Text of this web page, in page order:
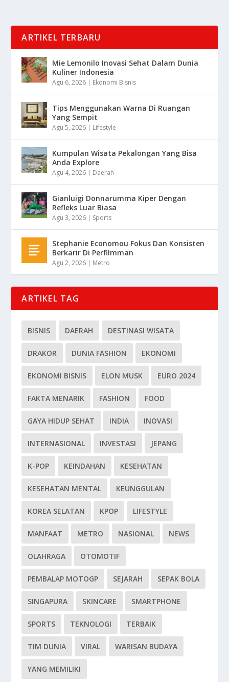
ARTIKEL TERBARU
Mie Lemonilo Inovasi Sehat Dalam Dunia
Kuliner Indonesia
Agu 6, 2026 | Ekonomi Bisnis
Tips Menggunakan Warna Di Ruangan
Yang Sempit
Agu 5, 2026 | Lifestyle
Kumpulan Wisata Pekalongan Yang Bisa
Anda Explore
Agu 4, 2026 | Daerah
Gianluigi Donnarumma Kiper Dengan
Refleks Luar Biasa
Agu 3, 2026 | Sports
Stephanie Economou Fokus Dan Konsisten
Berkarir Di Perfilmman
Agu 2, 2026 | Metro
ARTIKEL TAG
BISNIS DAERAH DESTINASI WISATA
DRAKOR DUNIA FASHION EKONOMI
EKONOMI BISNIS ELON MUSK EURO 2024
FAKTA MENARIK FASHION FOOD
GAYA HIDUP SEHAT INDIA INOVASI
INTERNASIONAL INVESTASI JEPANG
K-POP KEINDAHAN KESEHATAN
KESEHATAN MENTAL KEUNGGULAN
KOREA SELATAN KPOP LIFESTYLE
MANFAAT METRO NASIONAL NEWS
OLAHRAGA OTOMOTIF
PEMBALAP MOTOGP SEJARAH SEPAK BOLA
SINGAPURA SKINCARE SMARTPHONE
SPORTS TEKNOLOGI TERBAIK
TIM DUNIA VIRAL WARISAN BUDAYA
YANG MEMILIKI